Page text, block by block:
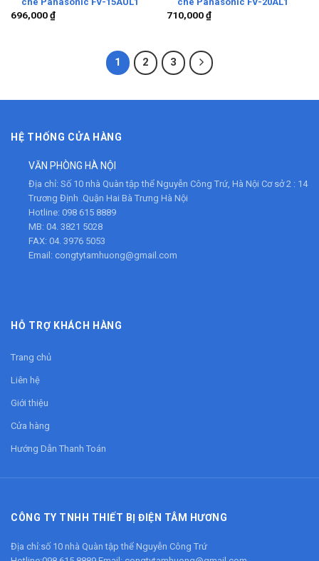
696,000₫ 710,000₫
1 2 3
HỆ THỐNG CỬA HÀNG
VĂN PHÒNG HÀ NỘI
Địa chỉ: Số 10 nhà Quàn tập thể Nguyễn Công Trứ, Hà Nội Cơ sở 2 : 14
Trương Định .Quận Hai Bà Trưng Hà Nội
Hotline: 098 615 8889
MB: 04. 3821 5028
FAX: 04. 3976 5053
Email: congtytamhuong@gmail.com
HỖ TRỢ KHÁCH HÀNG
Trang chủ
Liên hệ
Giới thiệu
Cửa hàng
Hướng Dẫn Thanh Toán
CÔNG TY TNHH THIẾT BỊ ĐIỆN TÂM HƯƠNG
Địa chỉ:số 10 nhà Quàn tập thể Nguyễn Công Trứ